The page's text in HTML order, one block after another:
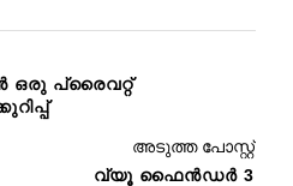
ഒരു പ്രൈവറ്റ്
അടുത്ത പോസ്റ്റ്
വ്യൂ ഫൈൻഡർ 3